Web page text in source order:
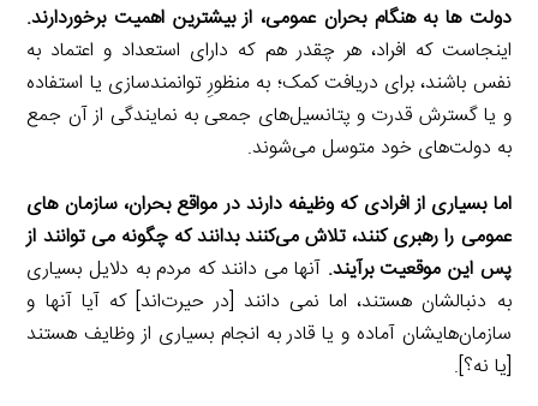
دولت ها به هنگام بحران عمومی، از بیشترین اهمیت برخوردارند.
اینجاست که افراد، هر چقدر هم که دارای استعداد و اعتماد به
نفس باشند، برای دریافت کمک؛ به منظورِ توانمندسازی یا استفاده
و یا گسترش قدرت و پتانسیل‌های جمعی به نمایندگی از آن جمع
به دولت‌های خود متوسل می‌شوند.
اما بسیاری از افرادیکه وظیفه دارند در مواقع بحران، سازمان های
عمومی را رهبری کنند، تلاش می‌کنند بدانند که چگونه می توانند از
پس این موقعیت برآیند. آنها می دانند که مردم به دلایل بسیاری
به دنبالشان هستند، اما نمی دانند [در حیرت‌اند] که آیا آنها و
سازمان‌هایشان آماده و یا قادر به انجام بسیاری از وظایف هستند
[یا نه؟].